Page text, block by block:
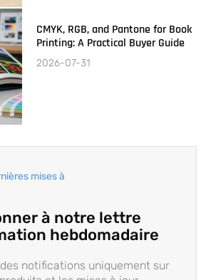
CMYK, RGB, and Pantone for Book
Printing: A Practical Buyer Guide
2026-07-31
mises à
à notre lettre
hebdomadaire
notifications uniquement sur